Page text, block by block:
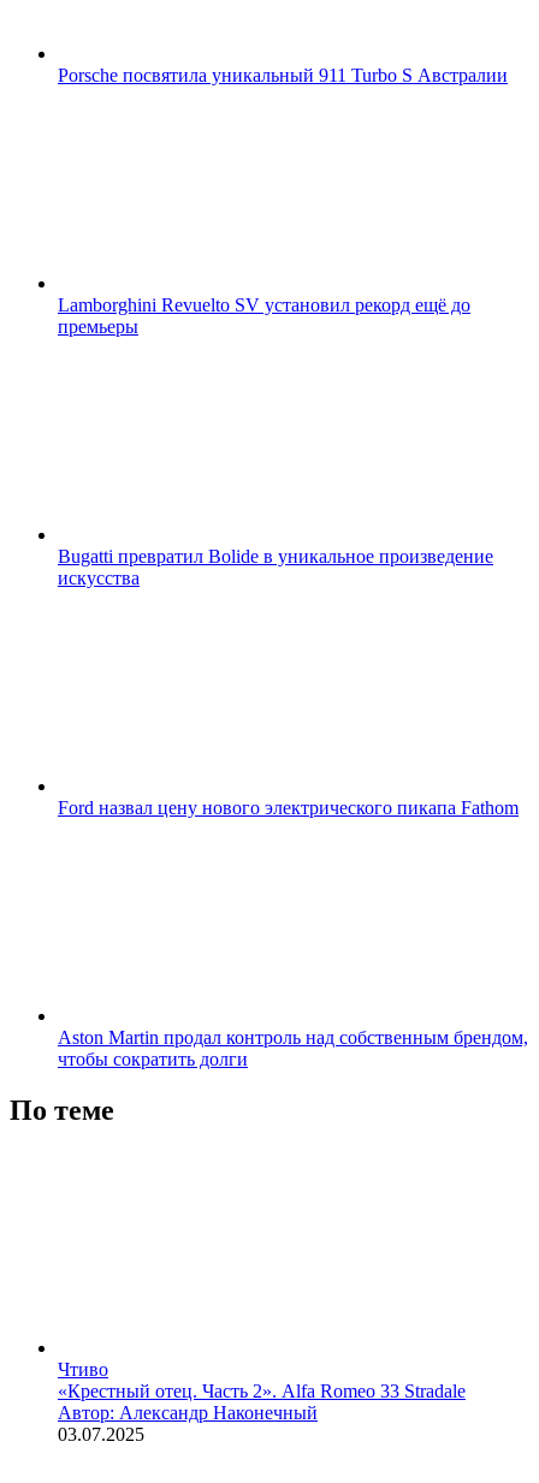
Porsche посвятила уникальный 911 Turbo S Австралии
Lamborghini Revuelto SV установил рекорд ещё до
премьеры
Bugatti превратил Bolide в уникальное произведение
искусства
Ford назвал цену нового электрического пикапа Fathom
Aston Martin продал контроль над собственным брендом,
чтобы сократить долги
По теме
Чтиво
«Крестный отец. Часть 2». Alfa Romeo 33 Stradale
Автор: Александр Наконечный
03.07.2025